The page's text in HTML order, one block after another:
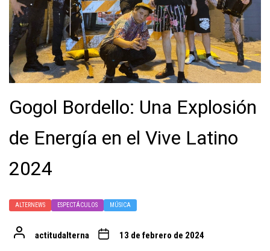
Gogol Bordello: Una Explosión
de Energía en el Vive Latino
2024
ALTERNEWS ESPECTÁCULOS MÚSICA
actitudalterna 13 de febrero de 2024